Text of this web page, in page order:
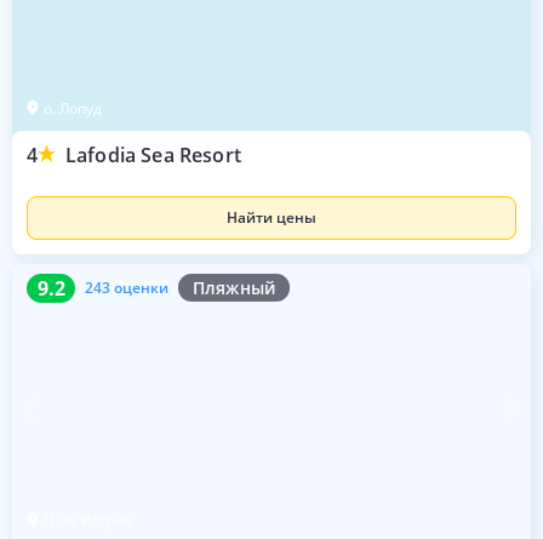
о. Лопуд
4 Lafodia Sea Resort
Найти цены
9.2 243 оценки Пляжный
9.2 243 оценки